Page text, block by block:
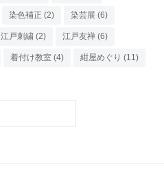
染色補正 (2) 染芸展 (6)
江戸刺繍 (2) 江戸友禅 (6)
着付け教室 (4) 紺屋めぐり (11)